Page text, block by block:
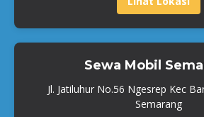
Sewa Mobil
Jl. Jatiluhur No.56 Ngesrep Kec
Semarang